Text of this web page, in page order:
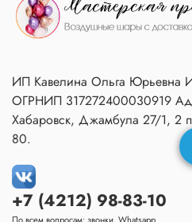
+7 (4212) 98-83-10
ИП Кавелина Ольга Юрьевна
ОГРНИП 317272400030919
Хабаровск, Джамбула 27/1, 2
80.